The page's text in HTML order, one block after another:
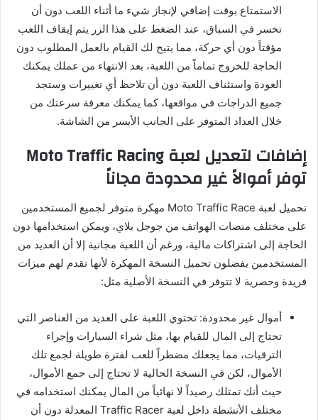
الاستمتاع بوقت إضافي لإنجاز شيء ما أثناء اللعب دون أن
تخسر في السباق، عند الضغط على هذا الزر يتم إيقاف اللعب
مؤقتاً دون أي حركة، مما يتيح لك القيام بالعمل المطلوب دون
الحاجة للخروج تماماً من اللعبة، بعد الانتهاء من عملك يمكنك
العودة واستئناف اللعبة دون أن تلاحظ أي تغييرات وستجد
جميع الدراجات في مواقعها، كما يمكنك معرفة سرعتك من
خلال العداد المتوفر على الجانب الأيسر من الشاشة.
إضافات لتعديل لعبة Moto Traffic Racing
توفر أموالاً غير محدودة مجاناً
تحميل لعبة Moto Traffic Race مهكرة متوفر لجميع المستخدمين
على مختلف منصات الهواتف من جوجل بلاي، ويمكن استخدامها دون
الحاجة إلى اشتراكات مالية، ورغم أن اللعبة مجانية إلا أن العديد من
المستخدمين يفضلون تحميل النسخة المهكرة لأنها تقدم لهم ميزات
فريدة وحصرية لا تتوفر في النسخة الأصلية مثل:
أموال غير محدودة: تحتوي اللعبة على العديد من العناصر التي
تحتاج إلى المال للقيام بها، مثل شراء السيارات وإجراء
الترقيات، مما يجعلك مضطراً للعب لفترة طويلة لجمع تلك
الأموال، لكن في النسخة الحالية لا تحتاج إلى جمع الأموال،
حيث أنك تمتلك رصيداً لا نهائياً من المال يمكنك استخدامه في
مختلف الأنشطة داخل لعبة Traffic Racer المعدلة دون أن